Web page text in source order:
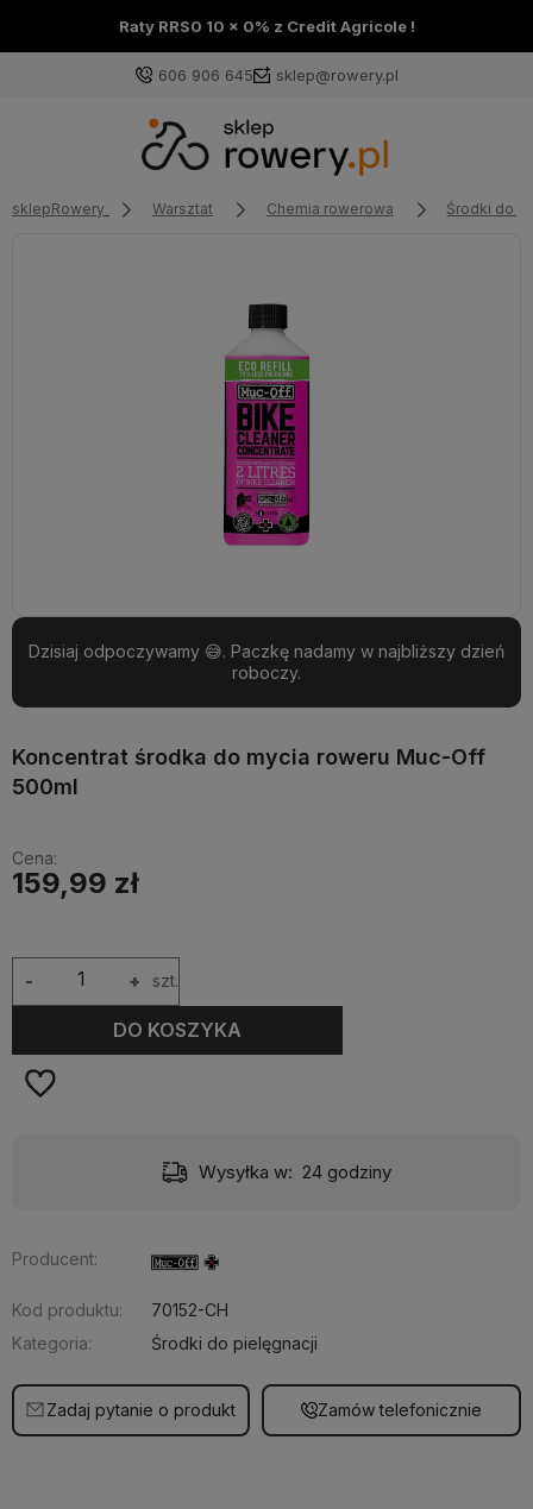
Raty RRS0 10 x 0% z Credit Agricole !
606 906 645 sklep@rowery.pl
sklepRowery Warsztat Chemia rowerowa Środki do
Dzisiaj odpoczywamy 😅. Paczkę nadamy w najbliższy dzień
roboczy.
Koncentrat środka do mycia roweru Muc-Off
500ml
Cena:
159,99 zł
+
- szt.
DO KOSZYKA
Wysyłka w: 24 godziny
Producent:
Kod produktu:
70152-CH
Kategoria:
Środki do pielęgnacji
Zadaj pytanie o produkt Zamów telefonicznie